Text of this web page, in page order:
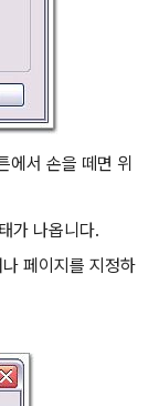
에서 손을 떼면 위
가 나옵니다.
페이지를 지정하